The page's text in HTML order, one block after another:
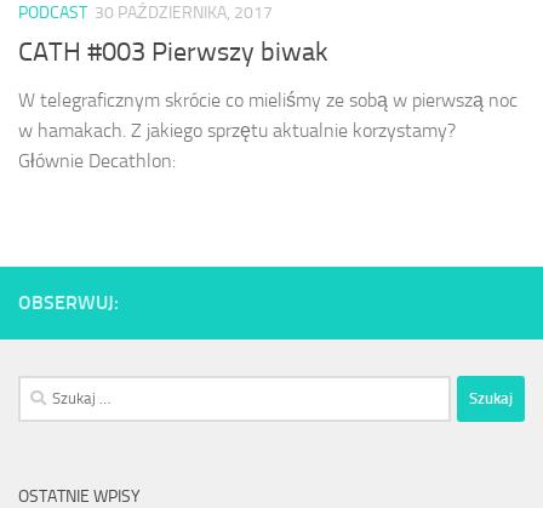
PODCAST 30 PAŹDZIERNIKA, 2017
CATH #003 Pierwszy biwak
W telegraficznym skrócie co mieliśmy ze sobą w pierwszą noc
w hamakach. Z jakiego sprzętu aktualnie korzystamy?
Głównie Decathlon:
OBSERWUJ:
Szukaj:
OSTATNIE WPISY